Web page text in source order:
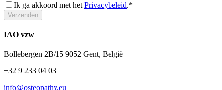
Ik ga akkoord met het Privacybeleid.*
Verzenden
IAO vzw
Bollebergen 2B/15 9052 Gent, België
+32 9 233 04 03
info@osteopathy.eu